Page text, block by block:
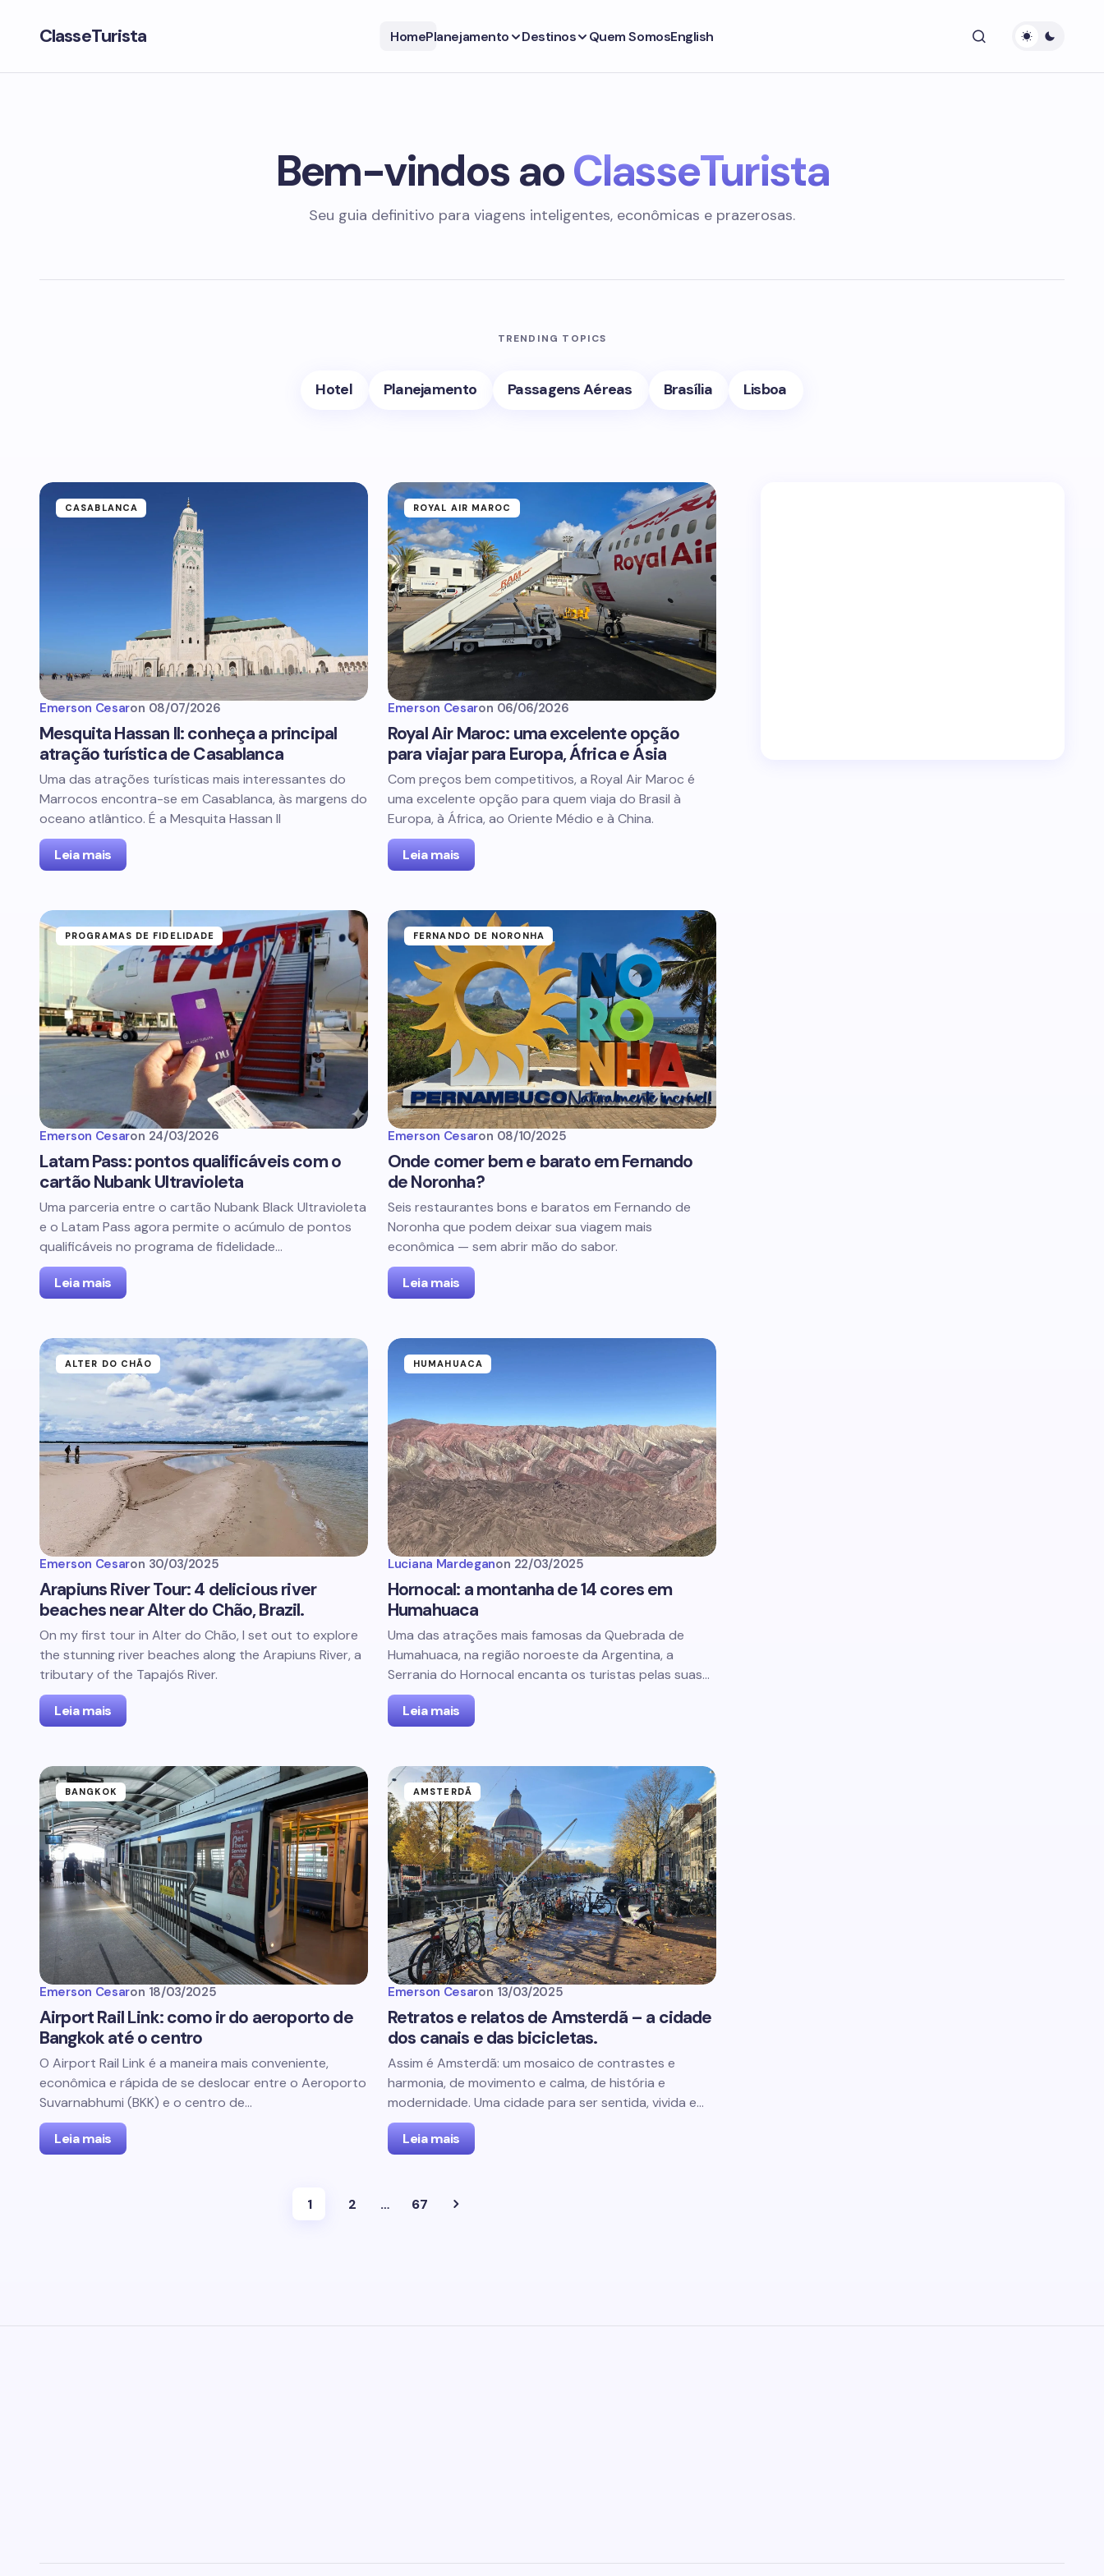
ClasseTurista HomePlanejamento Destinos Quem SomosEnglish
Bem-vindos aoClasseTurista
Seu guia definitivo para viagens inteligentes, econômicas e prazerosas.
TRENDING TOPICS
Hotel Planejamento Passagens Aéreas Brasília Lisboa
CASABLANCA
Emerson Cesaron 08/07/2026
Mesquita Hassan II: conheça a principal
atração turística de Casablanca
Uma das atrações turísticas mais interessantes do
Marrocos encontra-se em Casablanca, às margens do
oceano atlântico. É a Mesquita Hassan II
Leia mais
ROYAL AIR MAROC
Emerson Cesaron 06/06/2026
Royal Air Maroc: uma excelente opção
para viajar para Europa, África e Ásia
Com preços bem competitivos, a Royal Air Maroc é
uma excelente opção para quem viaja do Brasil à
Europa, à África, ao Oriente Médio e à China.
Leia mais
PROGRAMAS DE FIDELIDADE
Emerson Cesaron 24/03/2026
Latam Pass: pontos qualificáveis com o
cartão Nubank Ultravioleta
Uma parceria entre o cartão Nubank Black Ultravioleta
e o Latam Pass agora permite o acúmulo de pontos
qualificáveis no programa de fidelidade…
Leia mais
FERNANDO DE NORONHA
Emerson Cesaron 08/10/2025
Onde comer bem e barato em Fernando
de Noronha?
Seis restaurantes bons e baratos em Fernando de
Noronha que podem deixar sua viagem mais
econômica — sem abrir mão do sabor.
Leia mais
ALTER DO CHÃO
Emerson Cesaron 30/03/2025
Arapiuns River Tour: 4 delicious river
beaches near Alter do Chão, Brazil.
On my first tour in Alter do Chão, I set out to explore
the stunning river beaches along the Arapiuns River, a
tributary of the Tapajós River.
Leia mais
HUMAHUACA
Luciana Mardeganon 22/03/2025
Hornocal: a montanha de 14 cores em
Humahuaca
Uma das atrações mais famosas da Quebrada de
Humahuaca, na região noroeste da Argentina, a
Serrania do Hornocal encanta os turistas pelas suas…
Leia mais
BANGKOK
Emerson Cesaron 18/03/2025
Airport Rail Link: como ir do aeroporto de
Bangkok até o centro
O Airport Rail Link é a maneira mais conveniente,
econômica e rápida de se deslocar entre o Aeroporto
Suvarnabhumi (BKK) e o centro de…
Leia mais
AMSTERDÃ
Emerson Cesaron 13/03/2025
Retratos e relatos de Amsterdã – a cidade
dos canais e das bicicletas.
Assim é Amsterdã: um mosaico de contrastes e
harmonia, de movimento e calma, de história e
modernidade. Uma cidade para ser sentida, vivida e…
Leia mais
1 2 … 67